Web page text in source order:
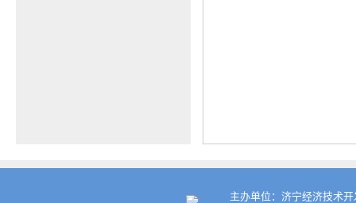
主办单位：济宁经济技术